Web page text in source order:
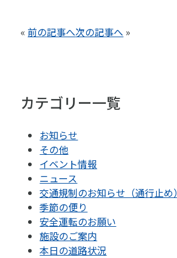
«前の記事へ次の記事へ »
カテゴリー一覧
お知らせ
その他
イベント情報
ニュース
交通規制のお知らせ（通行止め）
季節の便り
安全運転のお願い
施設のご案内
本日の道路状況